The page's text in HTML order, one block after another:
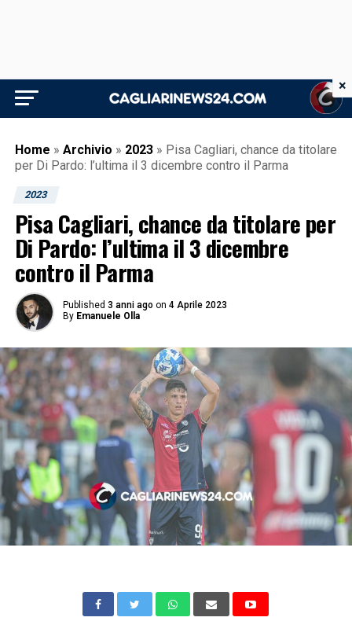
Home » Archivio » 2023 » Pisa Cagliari, chance da titolare
per Di Pardo: l’ultima il 3 dicembre contro il Parma
2023
Pisa Cagliari, chance da titolare per
Di Pardo: l’ultima il 3 dicembre
contro il Parma
Published 3 anni ago on 4 Aprile 2023
By Emanuele Olla
×